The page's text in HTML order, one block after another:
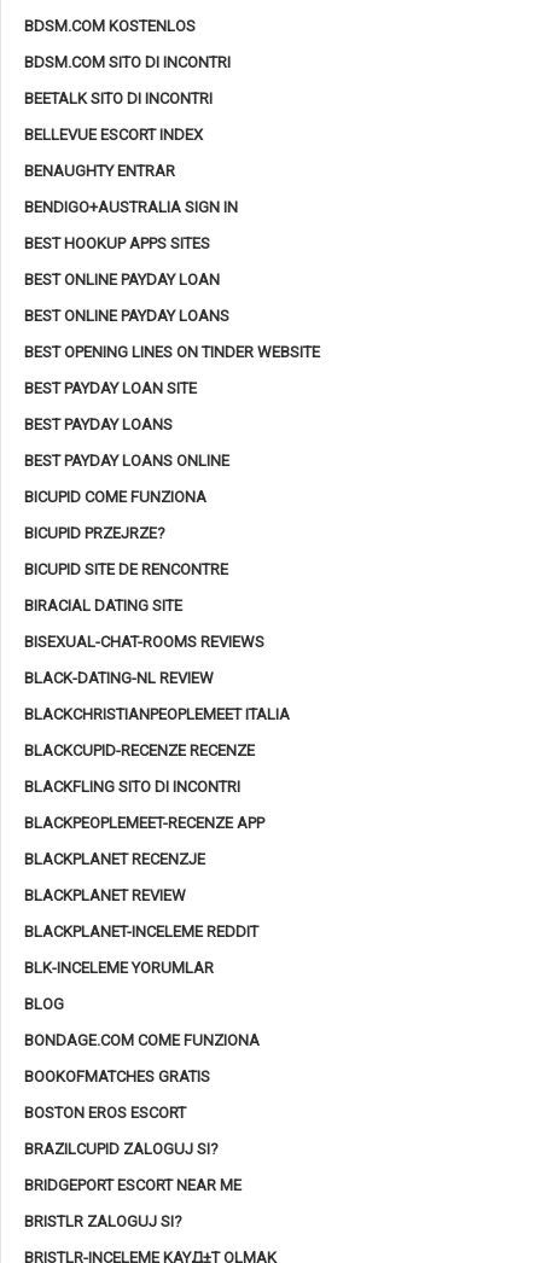
BDSM.COM KOSTENLOS
BDSM.COM SITO DI INCONTRI
BEETALK SITO DI INCONTRI
BELLEVUE ESCORT INDEX
BENAUGHTY ENTRAR
BENDIGO+AUSTRALIA SIGN IN
BEST HOOKUP APPS SITES
BEST ONLINE PAYDAY LOAN
BEST ONLINE PAYDAY LOANS
BEST OPENING LINES ON TINDER WEBSITE
BEST PAYDAY LOAN SITE
BEST PAYDAY LOANS
BEST PAYDAY LOANS ONLINE
BICUPID COME FUNZIONA
BICUPID PRZEJRZE?
BICUPID SITE DE RENCONTRE
BIRACIAL DATING SITE
BISEXUAL-CHAT-ROOMS REVIEWS
BLACK-DATING-NL REVIEW
BLACKCHRISTIANPEOPLEMEET ITALIA
BLACKCUPID-RECENZE RECENZE
BLACKFLING SITO DI INCONTRI
BLACKPEOPLEMEET-RECENZE APP
BLACKPLANET RECENZJE
BLACKPLANET REVIEW
BLACKPLANET-INCELEME REDDIT
BLK-INCELEME YORUMLAR
BLOG
BONDAGE.COM COME FUNZIONA
BOOKOFMATCHES GRATIS
BOSTON EROS ESCORT
BRAZILCUPID ZALOGUJ SI?
BRIDGEPORT ESCORT NEAR ME
BRISTLR ZALOGUJ SI?
BRISTLR-INCELEME KAYД±T OLMAK